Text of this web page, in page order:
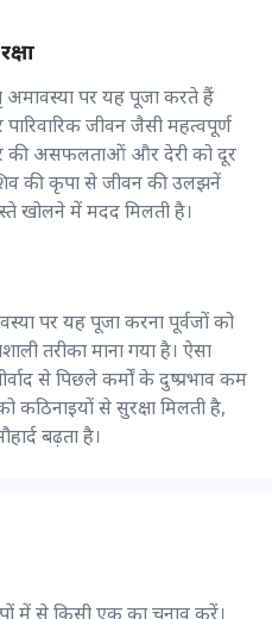
अमावस्या पर यह पूजा करते हैं
जीवन जैसी महत्वपूर्ण
की असफलताओं और देरी को दूर
की कृपा से जीवन की उलझनें
खोलने में मदद मिलती है।
पर यह पूजा करना पूर्वजों को
तरीका माना गया है। ऐसा
से पिछले कर्मों के दुष्प्रभाव कम
कठिनाइयों से सुरक्षा मिलती है,
बढ़ता है।
में से किसी एक का चुनाव करें।